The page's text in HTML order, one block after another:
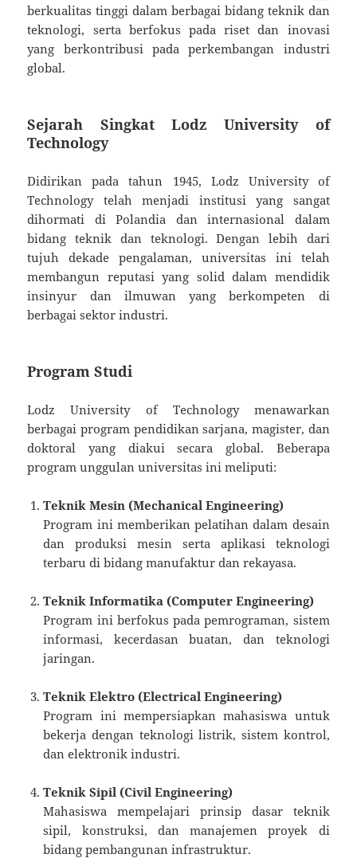
berkualitas tinggi dalam berbagai bidang teknik dan
teknologi, serta berfokus pada riset dan inovasi
yang berkontribusi pada perkembangan industri
global.
Sejarah Singkat Lodz University of
Technology
Didirikan pada tahun 1945, Lodz University of
Technology telah menjadi institusi yang sangat
dihormati di Polandia dan internasional dalam
bidang teknik dan teknologi. Dengan lebih dari
tujuh dekade pengalaman, universitas ini telah
membangun reputasi yang solid dalam mendidik
insinyur dan ilmuwan yang berkompeten di
berbagai sektor industri.
Program Studi
Lodz University of Technology menawarkan
berbagai program pendidikan sarjana, magister, dan
doktoral yang diakui secara global. Beberapa
program unggulan universitas ini meliputi:
Teknik Mesin (Mechanical Engineering)
Program ini memberikan pelatihan dalam desain
dan produksi mesin serta aplikasi teknologi
terbaru di bidang manufaktur dan rekayasa.
Teknik Informatika (Computer Engineering)
Program ini berfokus pada pemrograman, sistem
informasi, kecerdasan buatan, dan teknologi
jaringan.
Teknik Elektro (Electrical Engineering)
Program ini mempersiapkan mahasiswa untuk
bekerja dengan teknologi listrik, sistem kontrol,
dan elektronik industri.
Teknik Sipil (Civil Engineering)
Mahasiswa mempelajari prinsip dasar teknik
sipil, konstruksi, dan manajemen proyek di
bidang pembangunan infrastruktur.